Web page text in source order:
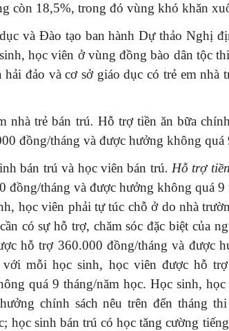
còn 18,5%, trong đó vùng khó khăn
và Đào tạo ban hành Dự thảo Nghị
học viên ở vùng đồng bào dân tộc
đảo và cơ sở giáo dục có trẻ em nhà
nhà trẻ bán trú. Hỗ trợ tiền ăn bữa
đồng/tháng và được hưởng không quá
bán trú và học viên bán trú. Hỗ trợ
đồng/tháng và được hưởng không quá 9
học viên phải tự túc chỗ ở do nhà
có sự hỗ trợ, chăm sóc đặc biệt của
hỗ trợ 360.000 đồng/tháng và được
với mỗi học sinh, học viên được hỗ
quá 9 tháng/năm học. Học sinh,
chính sách nêu trên đến tháng
học sinh bán trú có học tăng cường
tài – Từ lý thuyết
GIỚI THIỆU SÁCH
Cuốn sách
với Tổ quốc,
và Nhân dân
người Công
06/02/2025